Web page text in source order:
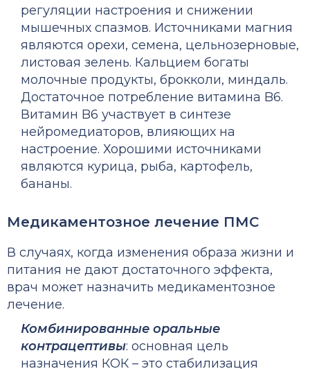
регуляции настроения и снижении
мышечных спазмов. Источниками магния
являются орехи, семена, цельнозерновые,
листовая зелень. Кальцием богаты
молочные продукты, брокколи, миндаль.
Достаточное потребление витамина B6.
Витамин B6 участвует в синтезе
нейромедиаторов, влияющих на
настроение. Хорошими источниками
являются курица, рыба, картофель,
бананы.
Медикаментозное лечение ПМС
В случаях, когда изменения образа жизни и
питания не дают достаточного эффекта,
врач может назначить медикаментозное
лечение.
Комбинированные оральные
контрацептивы: основная цель
назначения КОК – это стабилизация